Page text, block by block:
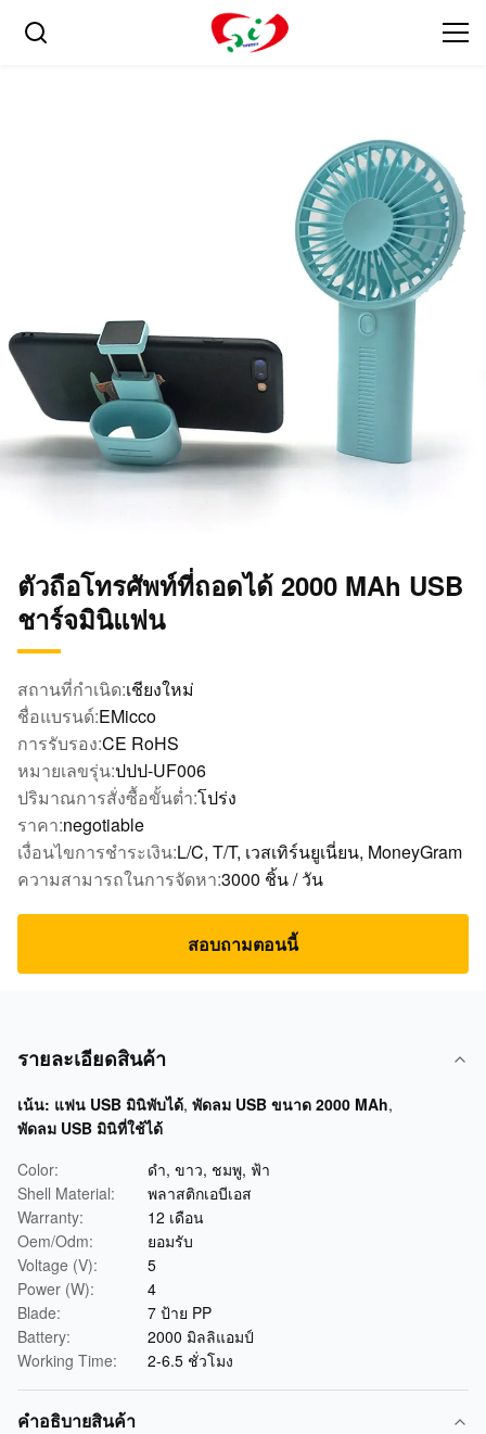
ตัวถือโทรศัพท์ที่ถอดได้ 2000 MAh USB
ชาร์จมินิแฟน
สถานที่กำเนิด:เชียงใหม่
ชื่อแบรนด์:EMicco
การรับรอง:CE RoHS
หมายเลขรุ่น:ปปป-UF006
ปริมาณการสั่งซื้อขั้นต่ำ:โปร่ง
ราคา:negotiable
เงื่อนไขการชำระเงิน:L/C, T/T, เวสเทิร์นยูเนี่ยน, MoneyGram
ความสามารถในการจัดหา:3000 ชิ้น / วัน
สอบถามตอนนี้
รายละเอียดสินค้า
เน้น: แฟน USB มินิพับได้, พัดลม USB ขนาด 2000 MAh,
พัดลม USB มินิที่ใช้ได้
Color:
ดำ, ขาว, ชมพู, ฟ้า
Shell Material:
พลาสติกเอบีเอส
Warranty:
12 เดือน
Oem/Odm:
ยอมรับ
Voltage (V):
5
Power (W):
4
Blade:
7 ป้าย PP
Battery:
2000 มิลลิแอมป์
Working Time:
2-6.5 ชั่วโมง
คําอธิบายสินค้า